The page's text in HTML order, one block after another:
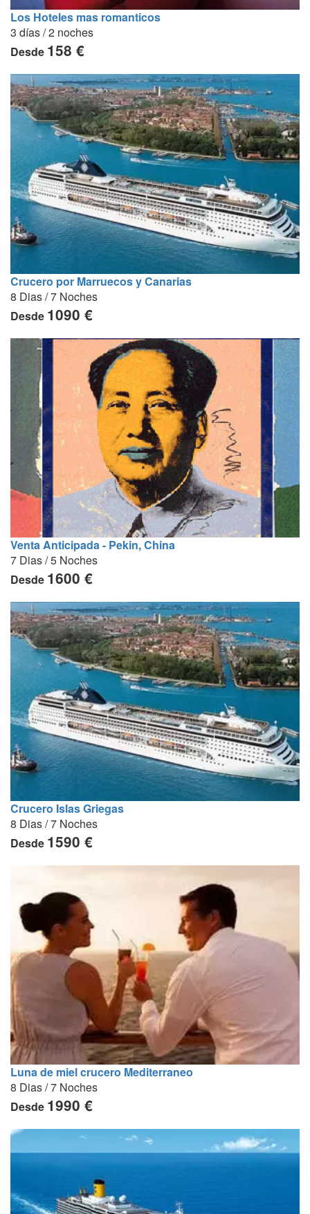
Los Hoteles mas romanticos
3 días / 2 noches
Desde 158 €
Crucero por Marruecos y Canarias
8 Dias / 7 Noches
Desde 1090 €
Venta Anticipada - Pekin, China
7 Dias / 5 Noches
Desde 1600 €
Crucero Islas Griegas
8 Dias / 7 Noches
Desde 1590 €
Luna de miel crucero Mediterraneo
8 Dias / 7 Noches
Desde 1990 €